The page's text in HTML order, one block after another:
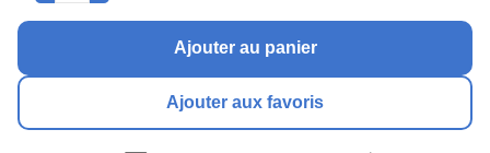
Ajouter au panier
Ajouter aux favoris